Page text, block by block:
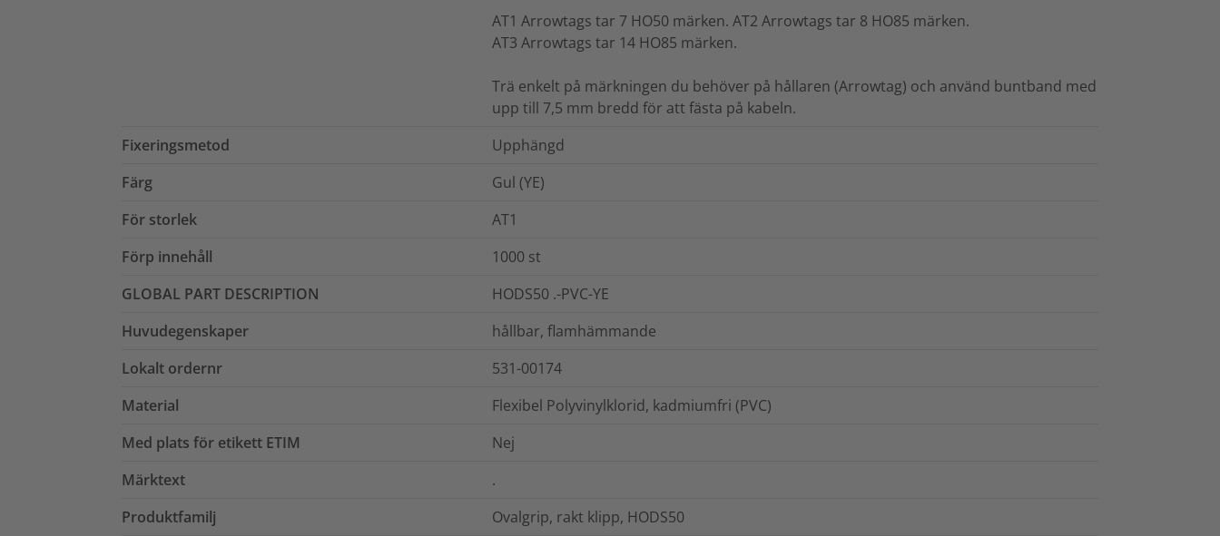
AT1 Arrowtags tar 7 HO50 märken. AT2 Arrowtags tar 8 HO85 märken.
AT3 Arrowtags tar 14 HO85 märken.
Trä enkelt på märkningen du behöver på hållaren (Arrowtag) och använd buntband med
upp till 7,5 mm bredd för att fästa på kabeln.
Fixeringsmetod
Upphängd
Färg
Gul (YE)
För storlek
AT1
Förp innehåll
1000 st
GLOBAL PART DESCRIPTION
HODS50 .-PVC-YE
Huvudegenskaper
hållbar, flamhämmande
Lokalt ordernr
531-00174
Material
Flexibel Polyvinylklorid, kadmiumfri (PVC)
Med plats för etikett ETIM
Nej
Märktext
.
Produktfamilj
Ovalgrip, rakt klipp, HODS50